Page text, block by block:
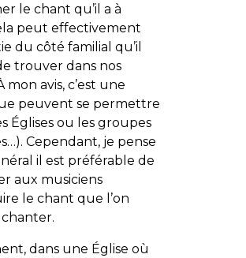
le chant qu’il a à
peut effectivement
du côté familial qu’il
trouver dans nos
mon avis, c’est une
peuvent se permettre
Églises ou les groupes
Cependant, je pense
il est préférable de
aux musiciens
le chant que l’on
dans une Église où